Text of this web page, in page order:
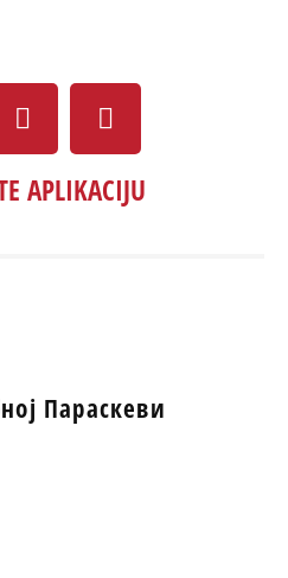
APLIKACIJU
Параскеви